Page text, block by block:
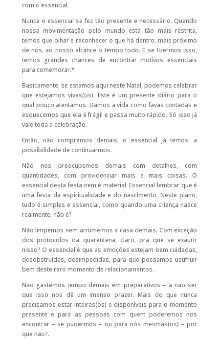
com o essencial.
Nunca o essencial se fez tão presente e necessário. Quando
nossa movimentação pelo mundo está tão mais restrita,
temos que olhar e reconhecer o que há dentro, mais próximo
de nós, ao nosso alcance o tempo todo. E se fizermos isso,
temos grandes chances de encontrar motivos essenciais
para comemorar.*
Basicamente, se estamos aqui neste Natal, podemos celebrar
que estejamos vivas(os). Este é um presente diário para o
qual pouco atentamos. Damos a vida como favas contadas e
esquecemos que ela é frágil e passa muito rápido. Só isso já
vale toda a celebração.
Então, não compremos demais, o essencial já temos: a
possibilidade de continuarmos.
Não nos preocupemos demais com detalhes, com
quantidades, com providenciar mais e mais coisas. O
essencial desta festa nem é material. Essencial lembrar que é
uma festa da espiritualidade e do nascimento. Neste plano,
tudo é simples e essencial, como quando uma criança nasce
realmente, não é?
Não limpemos nem arrumemos a casa demais. Com exceção
dos protocolos da quarentena, claro, pra que se exaurir
nisso? O essencial é que as emoções estejam bem cuidadas,
desobstruídas, desimpedidas, para que possamos usufruir
bem deste raro momento de relacionamentos.
Não gastemos tempo demais em preparativos – a não ser
que isso nos dê um imenso prazer. Mais do que nunca
precisamos estar inteiras(os) e disponíveis para o momento
presente e para as pessoas com quem poderemos nos
encontrar – se pudermos – ou para nós mesmas(os) – por
que não?.